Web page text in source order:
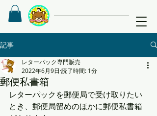
記事
郵便私書箱
レターパック専門販売
2022年6月9日 読了時間: 1分
レターパックを郵便局で受け取りたい
とき、郵便局留めのほかに郵便私書箱